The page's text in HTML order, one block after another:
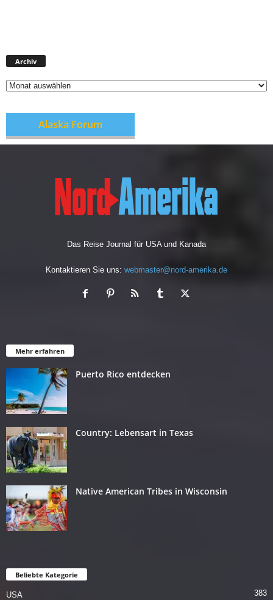
Archiv
Alaska Forum
Das Reise Journal für USA und Kanada
Kontaktieren Sie uns: webmaster@nord-amerika.de
Mehr erfahren
Puerto Rico entdecken
Country: Lebensart in Texas
Native American Tribes in Wisconsin
Beliebte Kategorie
USA 383